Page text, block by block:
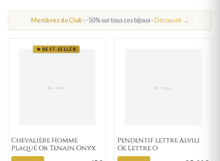
Membres du Club : -50% sur tous ces bijoux ·Découvrir →
★ BEST-SELLER
Chevalière Homme
Plaqué Or Tenain Onyx
Pendentif lettre Alvili
Oe Lettre O